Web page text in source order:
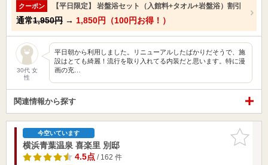
クーポン 【平日限定】 岩盤浴セット（入館料+タオル+岩盤浴）割引
通常1,950円 → 1,850円（100円お得！）
30代 女
性
平日朝から利用しました。リニューアルしたばかりだそうで、施
設はとても綺麗！流行を取り入れてる内装だと思います。特に漫
画の充…
関連情報から探す
お気に入
りに追加
今空いています
横浜青葉温泉 喜楽里 別邸
4.5点/ 162 件